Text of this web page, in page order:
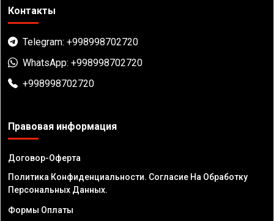
Контакты
Telegram: +998998702720
WhatsApp: +998998702720
+998998702720
Правовая информация
Договор-Оферта
Политика Конфиденциальности. Согласие На Обработку
Персональных Данных.
Формы Оплаты